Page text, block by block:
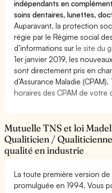
indépendants en
soins dentaires, lunettes,
Auparavant, la protection
régie par le Régime social
d’informations surle site du
1er janvier 2019, les
sont directement pris en
d’Assurance Maladie (CPAM).
horaires des CPAM de votre
Mutuelle TNS et loi
Qualiticien /
qualité en industrie
La toute première version de
promulguée en 1994. Vous